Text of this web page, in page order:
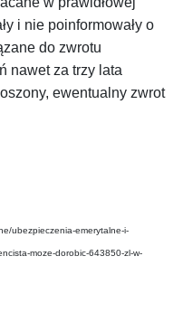
i nie poinformowały o
do zwrotu
nawet za trzy lata
ewentualny zwrot
ubezpieczenia-emerytalne-i-
moze-dorobic-643850-zl-w-